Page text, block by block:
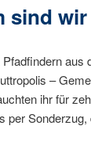
sind
aus
–
ihr für
per